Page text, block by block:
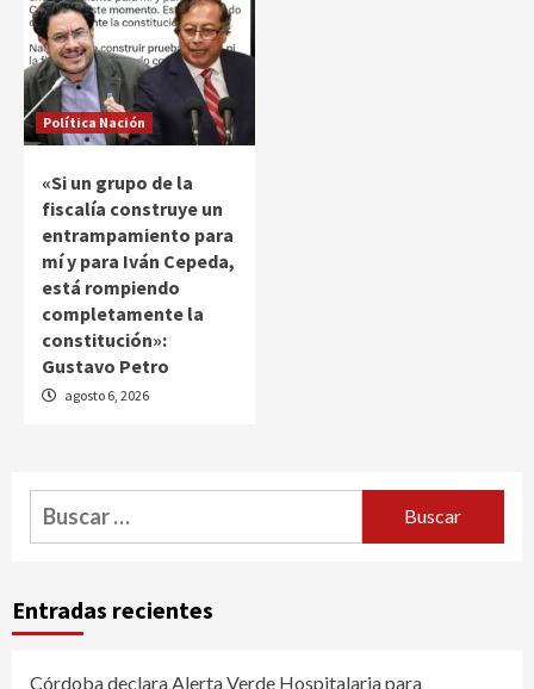
Política Nación
«Si un grupo de la
fiscalía construye un
entrampamiento para
mí y para Iván Cepeda,
está rompiendo
completamente la
constitución»:
Gustavo Petro
agosto 6, 2026
Buscar:
Entradas recientes
Córdoba declara Alerta Verde Hospitalaria para